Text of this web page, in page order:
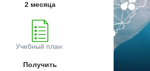
2 месяца
Учебный план:
Получить